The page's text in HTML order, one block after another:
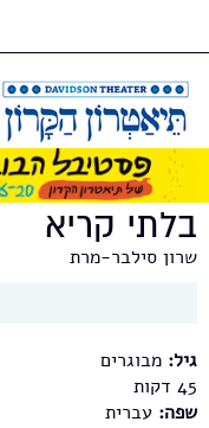
בלתי קריא
שרון סילבר-מרת
גיל: מבוגרים
45
שפה: עברית